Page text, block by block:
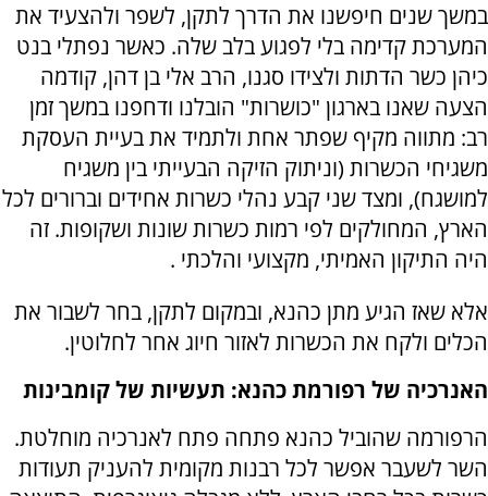
במשך שנים חיפשנו את הדרך לתקן, לשפר ולהצעיד את
המערכת קדימה בלי לפגוע בלב שלה. כאשר נפתלי בנט
כיהן כשר הדתות ולצידו סגנו, הרב אלי בן דהן, קודמה
הצעה שאנו בארגון "כושרות" הובלנו ודחפנו במשך זמן
רב: מתווה מקיף שפתר אחת ולתמיד את בעיית העסקת
משגיחי הכשרות (וניתוק הזיקה הבעייתי בין משגיח
למושגח), ומצד שני קבע נהלי כשרות אחידים וברורים לכל
הארץ, המחולקים לפי רמות כשרות שונות ושקופות. זה
היה התיקון האמיתי, מקצועי והלכתי .
אלא שאז הגיע מתן כהנא, ובמקום לתקן, בחר לשבור את
הכלים ולקח את הכשרות לאזור חיוג אחר לחלוטין.
האנרכיה של רפורמת כהנא: תעשיות של קומבינות
הרפורמה שהוביל כהנא פתחה פתח לאנרכיה מוחלטת.
השר לשעבר אפשר לכל רבנות מקומית להעניק תעודות